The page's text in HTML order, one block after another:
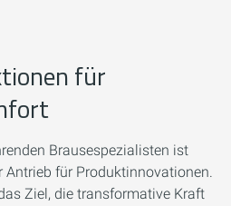
für
Brausespezialisten ist
Antrieb für Produktinnovationen.
Ziel, die transformative Kraft